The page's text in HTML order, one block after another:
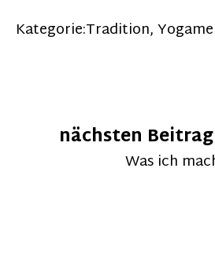
Kategorie:Tradition,
nächsten
Was ich